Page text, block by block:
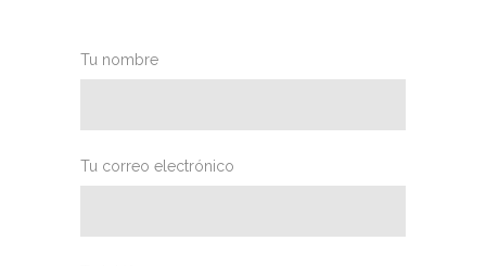
Tu nombre
Tu correo electrónico